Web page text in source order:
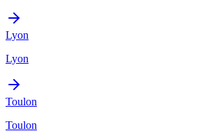
Lyon
Lyon
Toulon
Toulon